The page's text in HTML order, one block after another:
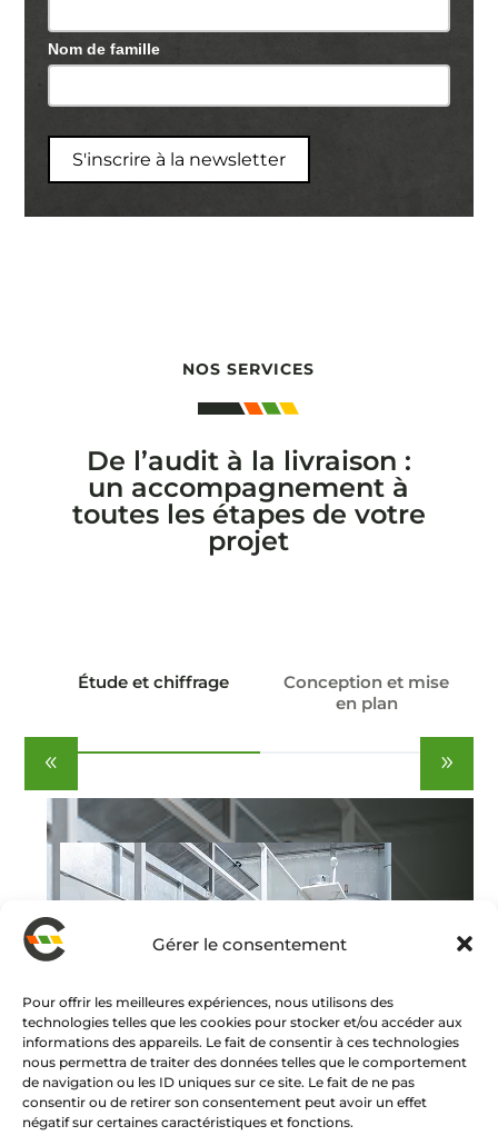
Gérer le consentement
Pour offrir les meilleures expériences, nous utilisons des
technologies telles que les cookies pour stocker et/ou accéder aux
informations des appareils. Le fait de consentir à ces technologies
nous permettra de traiter des données telles que le comportement
de navigation ou les ID uniques sur ce site. Le fait de ne pas
consentir ou de retirer son consentement peut avoir un effet
négatif sur certaines caractéristiques et fonctions.
Nom de famille
NOS SERVICES
De l’audit à la livraison :
un accompagnement à
toutes les étapes de votre
projet
Étude et chiffrage
Conception et mise
en plan